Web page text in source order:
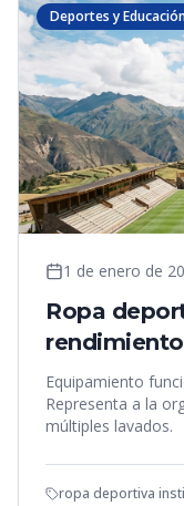
Deportes y
1 de enero de
Ropa
Equipamiento
Representa a la
múltiples lavados.
ropa deportiva